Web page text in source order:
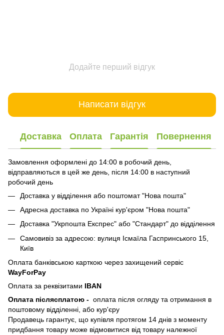
Додайте перший відгук
Написати відгук
Доставка Оплата Гарантія Повернення
Замовлення оформлені до 14:00 в робочий день,
відправляються в цей же день, після 14:00 в наступний
робочий день
Доставка у відділення або поштомат "Нова пошта"
Адресна доставка по Україні кур'єром "Нова пошта"
Доставка "Укрпошта Експрес" або "Стандарт" до відділення
Самовивіз за адресою: вулиця Ісмаїла Гаспринського 15,
Київ
Оплата банківською карткою через захищений сервіс
WayForPay
Оплата за реквізитами IBAN
Оплата післясплатою - оплата після огляду та отримання в
поштовому відділенні, або кур'єру
Продавець гарантує, що купівля протягом 14 днів з моменту
придбання товару може відмовитися від товару належної